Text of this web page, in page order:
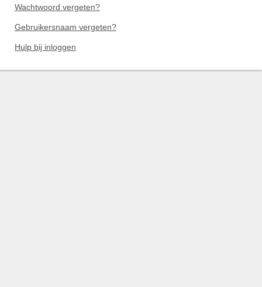
Wachtwoord vergeten?
Gebruikersnaam vergeten?
Hulp bij inloggen